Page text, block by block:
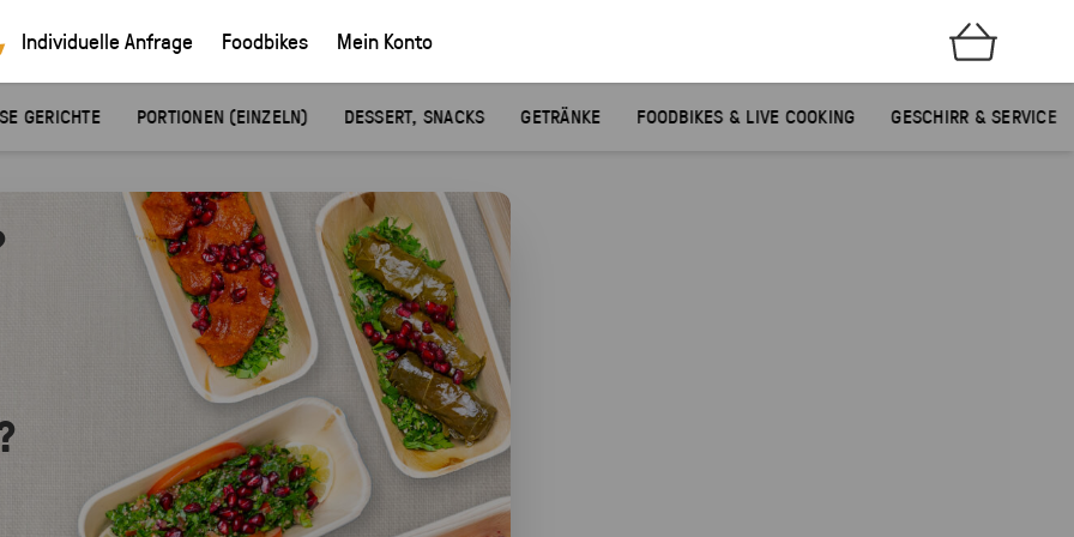
Individuelle Anfrage Foodbikes Mein Konto
GERICHTE PORTIONEN (EINZELN) DESSERT, SNACKS GETRÄNKE FOODBIKES & LIVE COOKING GESCHIRR & SERVICE